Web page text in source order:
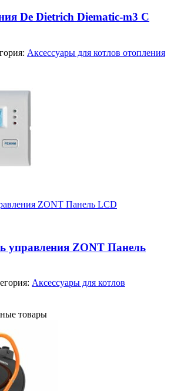
De Dietrich Diematic-m3 С
Аксессуары для котлов отопления
ZONT Панель LCD
управления ZONT Панель
Аксессуары для котлов
товары